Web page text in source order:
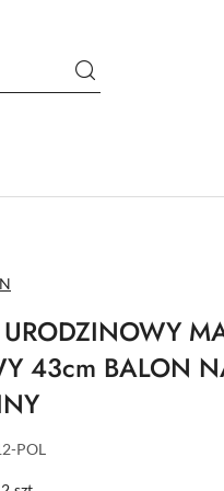
43cm BALON
POL